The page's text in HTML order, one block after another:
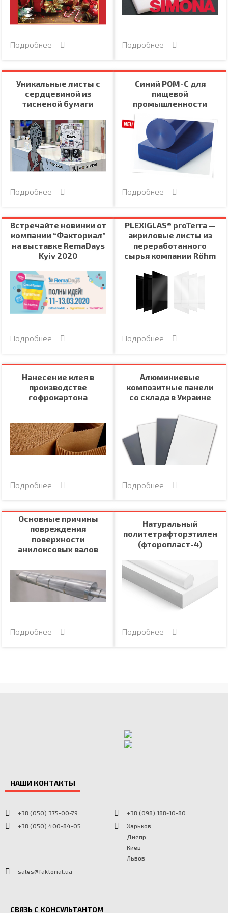
Подробнее Подробнее
Уникальные листы с
сердцевиной из
тисненой бумаги
Подробнее
Синий POM-C для
пищевой
промышленности
Подробнее
Встречайте новинки от
компании “Факториал”
на выставке RemaDays
Kyiv 2020
Подробнее
PLEXIGLAS® proTerra —
акриловые листы из
переработанного
сырья компании Röhm
Подробнее
Нанесение клея в
производстве
гофрокартона
Подробнее
Алюминиевые
композитные панели
со склада в Украине
Подробнее
Основные причины
повреждения
поверхности
анилоксовых валов
Подробнее
Натуральный
политетрафторэтилен
(фторопласт-4)
Подробнее
НАШИ КОНТАКТЫ
+38 (050) 375-00-79
+38 (098) 188-10-80
+38 (050) 400-84-05
Харьков
Днепр
Киев
Львов
sales@faktorial.ua
СВЯЗЬ С КОНСУЛЬТАНТОМ